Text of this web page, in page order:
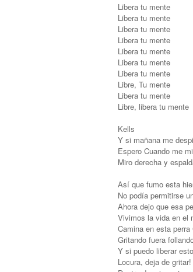
Libera tu mente
Libera tu mente
Libera tu mente
Libera tu mente
Libera tu mente
Libera tu mente
Libera tu mente
Libre, Tu mente
Libera tu mente
Libre, libera tu mente
Kells
Y si mañana me
Espero Cuando me
Miro derecha y
Así que fumo esta
No podía permitirse
Ahora dejo que esa
Vivimos la vida en el
Camina en esta
Gritando fuera
Y si puedo liberar esto
Locura, deja de gritar!